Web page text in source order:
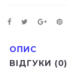
ОПИС
ВІДГУКИ (0)